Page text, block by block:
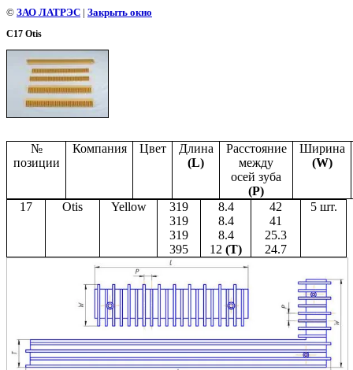
© ЗАО ЛАТРЭС | Закрыть окно
С17 Otis
№
позиции
Компания Цвет
Длина
(L)
Расстояние
между
осей зуба
(Р)
Ширина
(W)
17 Otis Yellow
319
319
319
395
8.4
8.4
8.4
12 (T)
42
41
25.3
24.7
5 шт.